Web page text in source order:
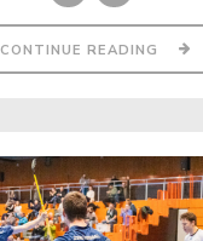
CONTINUE READING